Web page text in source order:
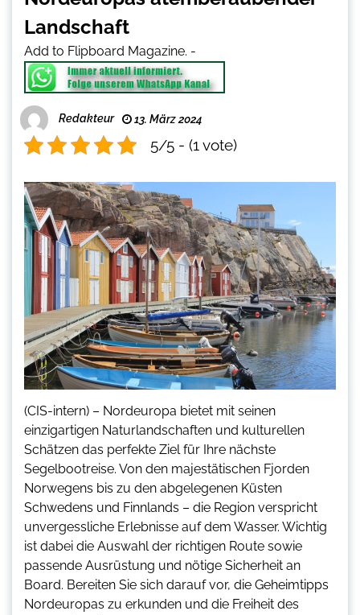
Landschaft
Add to Flipboard Magazine. -
Redakteur 13. März 2024
5/5 - (1 vote)
(CIS-intern) – Nordeuropa bietet mit seinen
einzigartigen Naturlandschaften und kulturellen
Schätzen das perfekte Ziel für Ihre nächste
Segelbootreise. Von den majestätischen Fjorden
Norwegens bis zu den abgelegenen Küsten
Schwedens und Finnlands – die Region verspricht
unvergessliche Erlebnisse auf dem Wasser. Wichtig
ist dabei die Auswahl der richtigen Route sowie
passende Ausrüstung und nötige Sicherheit an
Board. Bereiten Sie sich darauf vor, die Geheimtipps
Nordeuropas zu erkunden und die Freiheit des